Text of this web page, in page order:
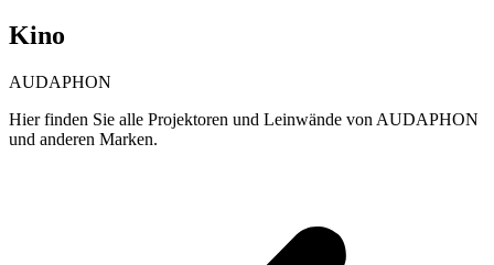
Kino
AUDAPHON
Hier finden Sie alle Projektoren und Leinwände von AUDAPHON
und anderen Marken.